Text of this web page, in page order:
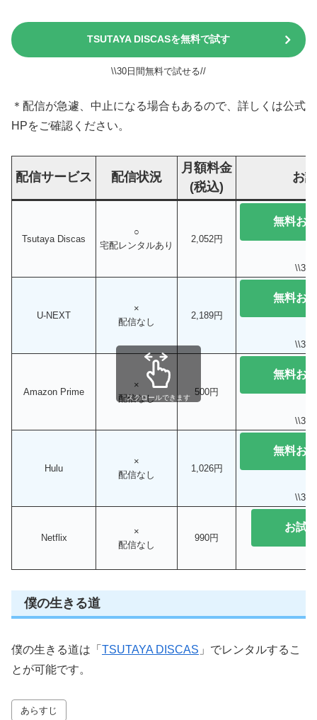
TSUTAYA DISCASを無料で試す
\\30日間無料で試せる//
＊配信が急遽、中止になる場合もあるので、詳しくは公式
HPをご確認ください。
配信サービス 配信状況
月額料金
(税込)
お
Tsutaya Discas
○
宅配レンタルあり
2,052円
無料お
\\30
U-NEXT
×
配信なし
2,189円
無料お
\\31
Amazon Prime
×
配信なし
500円
無料お
\\30
Hulu
×
配信なし
1,026円
無料お
\\31
Netflix
×
配信なし
990円
お試
スクロールできます
僕の生きる道
僕の生きる道は「 TSUTAYA DISCAS 」でレンタルするこ
とが可能です。
あらすじ